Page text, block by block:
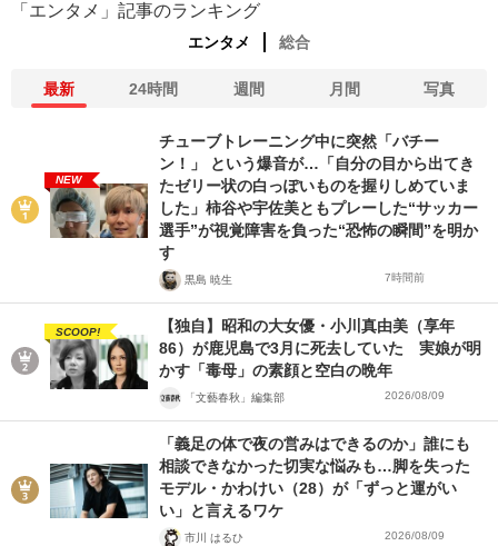
「エンタメ」記事のランキング
エンタメ 総合
最新 24時間 週間 月間 写真
NEW
チューブトレーニング中に突然「バチー
ン！」 という爆音が…「自分の目から出てき
たゼリー状の白っぽいものを握りしめていま
した」柿谷や宇佐美ともプレーした“サッカー
選手”が視覚障害を負った“恐怖の瞬間”を明か
す
黒島 暁生 7時間前
SCOOP!
【独自】昭和の大女優・小川真由美（享年
86）が鹿児島で3月に死去していた 実娘が明
かす「毒母」の素顔と空白の晩年
「文藝春秋」編集部 2026/08/09
「義足の体で夜の営みはできるのか」誰にも
相談できなかった切実な悩みも…脚を失った
モデル・かわけい（28）が「ずっと運がい
い」と言えるワケ
市川 はるひ 2026/08/09